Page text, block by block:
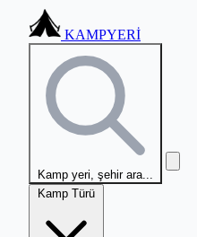
KAMPYERİ
Kamp yeri, şehir ara...
Kamp Türü